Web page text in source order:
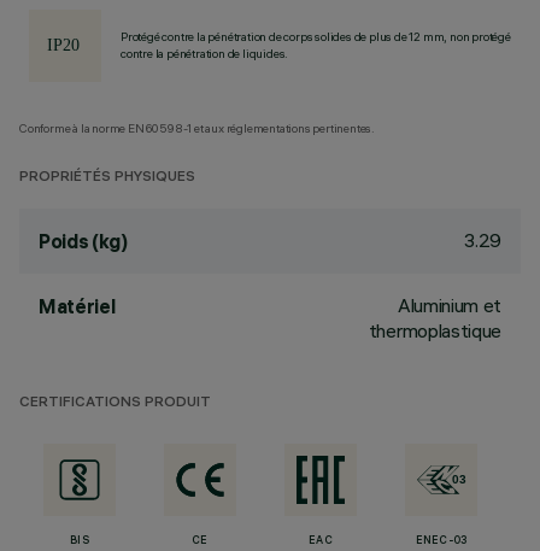
Protégé contre la pénétration de corps solides de plus de 12 mm, non protégé
contre la pénétration de liquides.
Conforme à la norme EN60598-1 et aux réglementations pertinentes.
PROPRIÉTÉS PHYSIQUES
Poids (kg) 3.29
Matériel
Aluminium et
thermoplastique
CERTIFICATIONS PRODUIT
BIS CE EAC ENEC-03